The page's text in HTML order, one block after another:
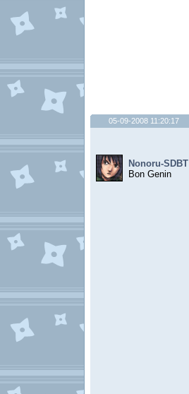
05-09-2008 11:20:17
Nonoru-SDBT
Bon Genin